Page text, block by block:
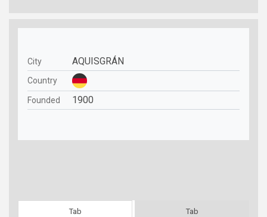
City AQUISGRÁN
Country
Founded 1900
Tab Tab